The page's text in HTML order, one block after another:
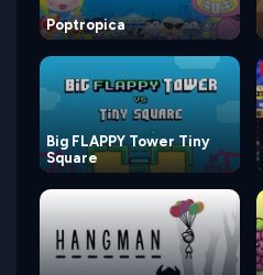
Poptropica
Big FLAPPY Tower Tiny
Square